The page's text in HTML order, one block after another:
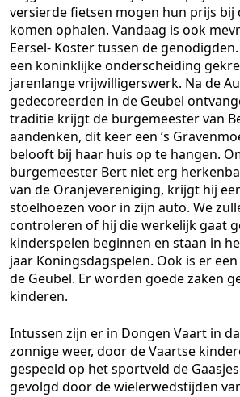
versierde fietsen mogen hun prijs bij
komen ophalen. Vandaag is ook
Eersel- Koster tussen de
een koninklijke onderscheiding
jarenlange vrijwilligerswerk. Na de
gedecoreerden in de Geubel
traditie krijgt de burgemeester van
aandenken, dit keer een ’s
belooft bij haar huis op te hangen.
burgemeester Bert niet erg
van de Oranjevereniging, krijgt hij
stoelhoezen voor in zijn auto. We
controleren of hij die werkelijk gaat
kinderspelen beginnen en staan in
jaar Koningsdagspelen. Ook is er
de Geubel. Er worden goede zaken
kinderen.
Intussen zijn er in Dongen Vaart in
zonnige weer, door de Vaartse
gespeeld op het sportveld de
gevolgd door de wielerwedstijden